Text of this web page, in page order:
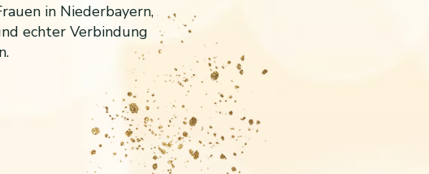
in Niederbayern,
echter Verbindung